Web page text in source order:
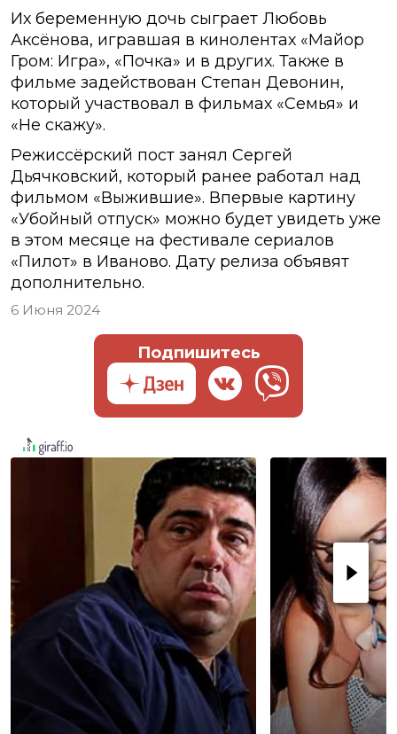
Их беременную дочь сыграет Любовь
Аксёнова, игравшая в кинолентах «Майор
Гром: Игра», «Почка» и в других. Также в
фильме задействован Степан Девонин,
который участвовал в фильмах «Семья» и
«Не скажу».
Режиссёрский пост занял Сергей
Дьячковский, который ранее работал над
фильмом «Выжившие». Впервые картину
«Убойный отпуск» можно будет увидеть уже
в этом месяце на фестивале сериалов
«Пилот» в Иваново. Дату релиза объявят
дополнительно.
6 Июня 2024
Подпишитесь